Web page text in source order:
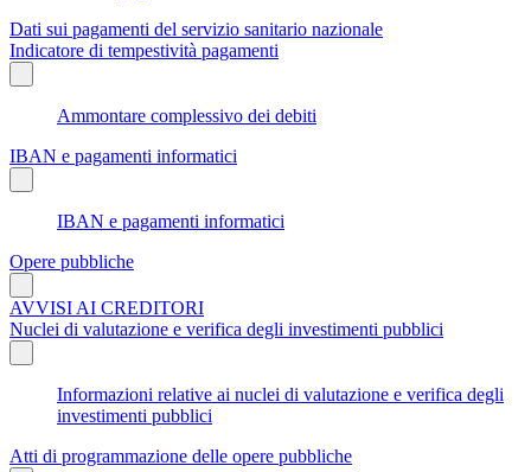
Dati sui pagamenti del servizio sanitario nazionale
Indicatore di tempestività pagamenti
Ammontare complessivo dei debiti
IBAN e pagamenti informatici
IBAN e pagamenti informatici
Opere pubbliche
AVVISI AI CREDITORI
Nuclei di valutazione e verifica degli investimenti pubblici
Informazioni relative ai nuclei di valutazione e verifica degli
investimenti pubblici
Atti di programmazione delle opere pubbliche